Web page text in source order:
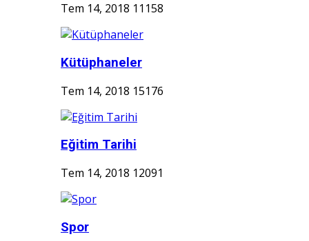
Tem 14, 2018 11158
Kütüphaneler
Tem 14, 2018 15176
Eğitim Tarihi
Tem 14, 2018 12091
Spor